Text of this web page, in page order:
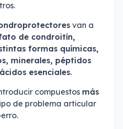
van a
de condroitín,
formas químicas,
minerales, péptidos
esenciales.
compuestos más
de problema articular